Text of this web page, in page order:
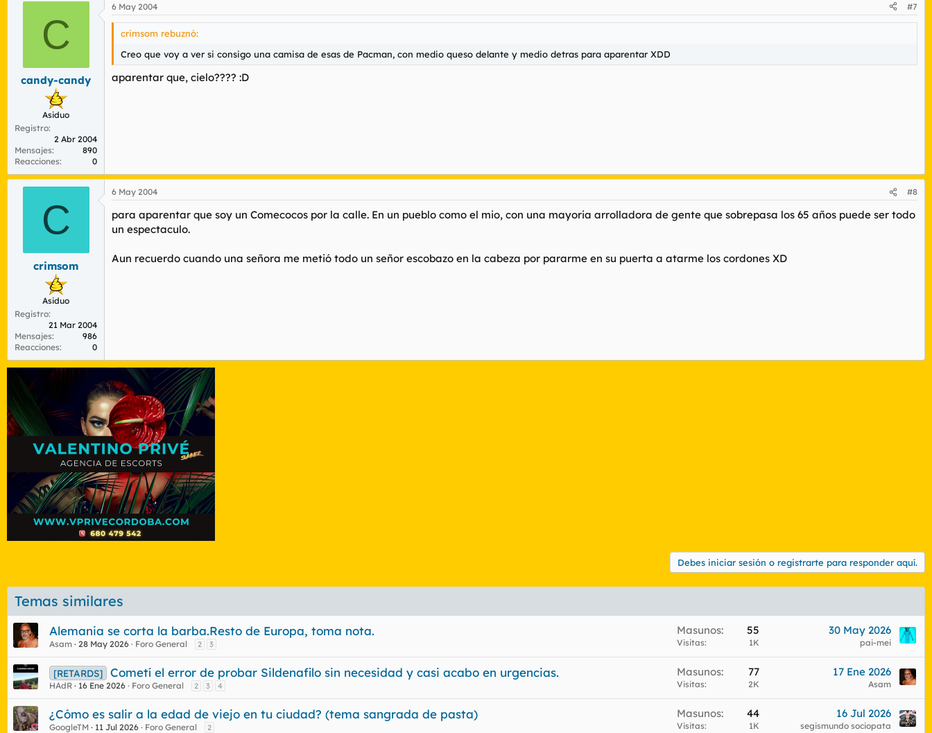
C
candy-candy
Asiduo
Registro
2 Abr 2004
Mensajes
890
Reacciones
0
6 May 2004 #7
crimsom rebuznó:
Creo que voy a ver si consigo una camisa de esas de Pacman, con medio queso delante y medio detras para aparentar XDD
aparentar que, cielo???? :D
C
crimsom
Asiduo
Registro
21 Mar 2004
Mensajes
986
Reacciones
0
6 May 2004 #8
para aparentar que soy un Comecocos por la calle. En un pueblo como el mio, con una mayoria arrolladora de gente que sobrepasa los 65 años puede ser todo
un espectaculo.
Aun recuerdo cuando una señora me metió todo un señor escobazo en la cabeza por pararme en su puerta a atarme los cordones XD
Debes iniciar sesión o registrarte para responder aquí.
Temas similares
Alemania se corta la barba.Resto de Europa, toma nota.
Asam 28 May 2026 Foro General 2 3
Masunos 55
Visitas 1K
30 May 2026
pai-mei
[RETARDS] Cometí el error de probar Sildenafilo sin necesidad y casi acabo en urgencias.
HAdR 16 Ene 2026 Foro General 2 3 4
Masunos 77
Visitas 2K
17 Ene 2026
Asam
¿Cómo es salir a la edad de viejo en tu ciudad? (tema sangrada de pasta)
GoogleTM 11 Jul 2026 Foro General 2
Masunos 44
Visitas 1K
16 Jul 2026
segismundo sociopata